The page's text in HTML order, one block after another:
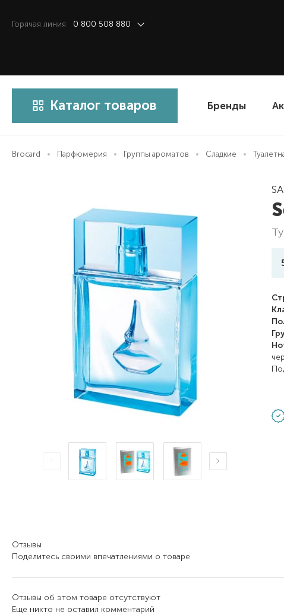
Горячая линия 0 800 508 880
Каталог товаров Бренды
Brocard Парфюмерия Группы ароматов Сладкие
Отзывы
Поделитесь своими впечатлениями о товаре
Отзывы об этом товаре отсутствуют
Еще никто не оставил комментарий